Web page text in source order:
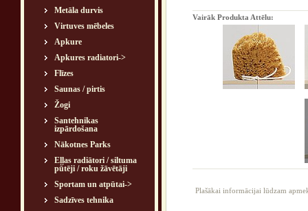
Metāla durvis
Virtuves mēbeles
Apkure
Apkures radiatori->
Flīzes
Saunas / pirtis
Žogi
Santehnikas
izpārdošana
Nākotnes Parks
Eļļas radiātori / siltuma
pūtēji / roku žāvētāji
Sportam un atpūtai->
Sadzīves tehnika
Vairāk Produkta Attēlu:
Plašākai informācijai lūdzam